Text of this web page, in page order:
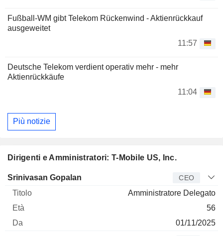
Fußball-WM gibt Telekom Rückenwind - Aktienrückkauf
ausgeweitet
11:57
Deutsche Telekom verdient operativ mehr - mehr
Aktienrückkäufe
11:04
Più notizie
Dirigenti e Amministratori: T-Mobile US, Inc.
Manager Titolo Età
Srinivasan Gopalan CEO
Amministratore Delegato
56
01/11/2025